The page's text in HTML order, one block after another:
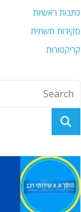
כתבות ראשיות
סקירות תשתית
קריקטורות